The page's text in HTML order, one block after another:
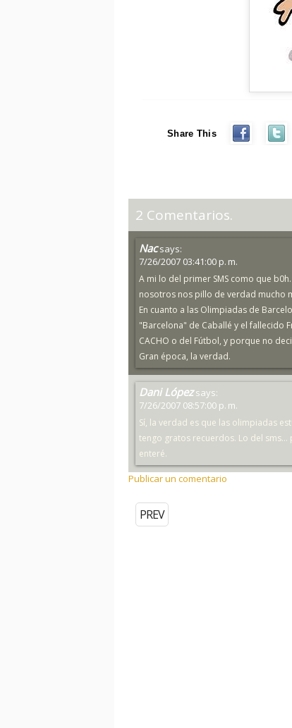
Share This
2 Comentarios.
Nac says:
7/26/2007 03:41:00 p. m.
A mi lo del primer SMS como que
nosotros nos pillo de verdad mucho
En cuanto a las Olimpiadas de
"Barcelona" de Caballé y el fallecido
CACHO o del Fútbol, y porque no
Gran época, la verdad.
Dani López says:
7/26/2007 08:57:00 p. m.
Sí, la verdad es que las olimpiadas
tengo gratos recuerdos. Lo del
enteré.
Publicar un comentario
PREV